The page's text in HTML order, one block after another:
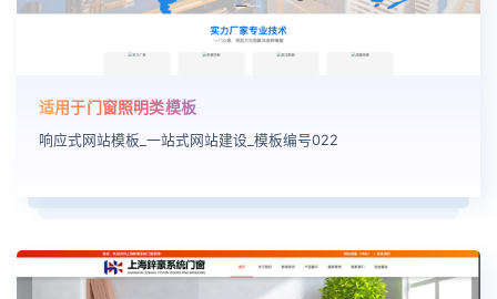
适用于门窗照明类模板
响应式网站模板_一站式网站建设_模板编号022